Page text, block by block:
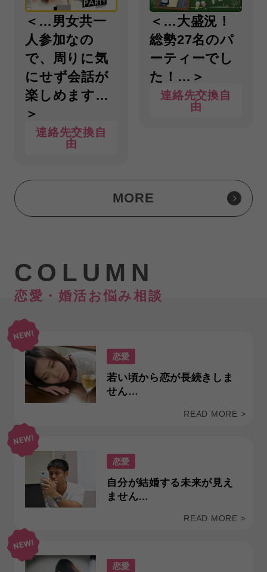
＜…男女共一
人参加なの
で、周りに気
にせず会話が
楽しめます…
＞
連絡先交換自
由
＜…大盛況！
総勢27名のパ
ーティーでし
た！…＞
連絡先交換自
由
MORE
COLUMN
恋愛・婚活お悩み相談
恋愛
若い頃から恋が長続きしま
せん…
READ MORE >
恋愛
自分が結婚する未来が見え
ません…
READ MORE >
恋愛